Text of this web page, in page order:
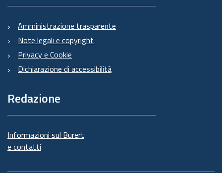
Amministrazione trasparente
Note legali e copyright
Privacy e Cookie
Dichiarazione di accessibilità
Redazione
Informazioni sul Burert
e contatti